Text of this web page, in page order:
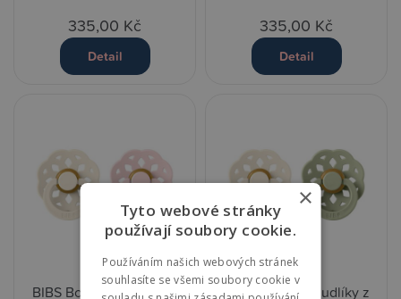
335,00 Kč
Detail
335,00 Kč
Detail
BIBS Boheme dudlíky z BIBS Boheme dudlíky z
×
Tyto webové stránky
používají soubory cookie.
Používáním našich webových stránek
souhlasíte se všemi soubory cookie v